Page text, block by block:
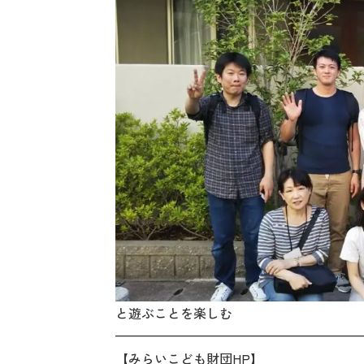
と遊ぶことを楽しむ
【みらいこども財団HP】